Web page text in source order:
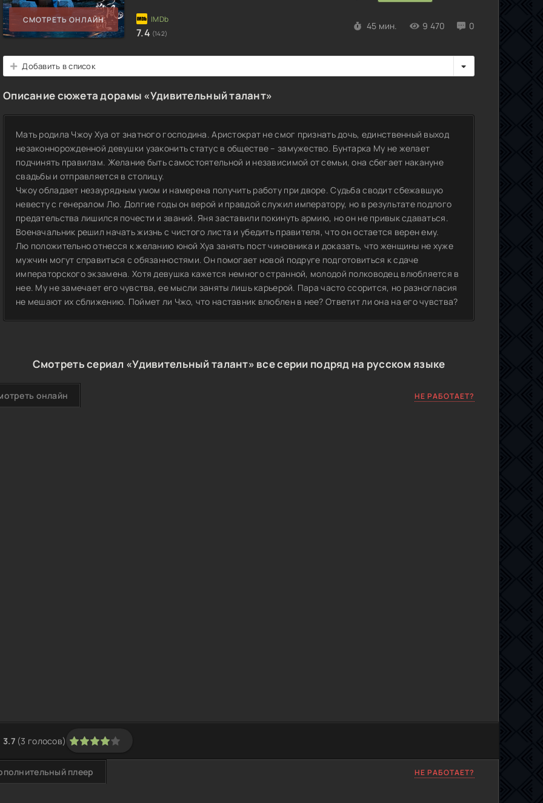
СМОТРЕТЬ ОНЛАЙН
7.4 (142)
45 мин. 9 470 0
Добавить в список
Описание сюжета дорамы «Удивительный талант»
Мать родила Чжоу Хуа от знатного господина. Аристократ не смог признать дочь, единственный выход
незаконнорожденной девушки узаконить статус в обществе – замужество. Бунтарка Му не желает
подчинять правилам. Желание быть самостоятельной и независимой от семьи, она сбегает накануне
свадьбы и отправляется в столицу.
Чжоу обладает незаурядным умом и намерена получить работу при дворе. Судьба сводит сбежавшую
невесту с генералом Лю. Долгие годы он верой и правдой служил императору, но в результате подлого
предательства лишился почести и званий. Яня заставили покинуть армию, но он не привык сдаваться.
Военачальник решил начать жизнь с чистого листа и убедить правителя, что он остается верен ему.
Лю положительно отнесся к желанию юной Хуа занять пост чиновника и доказать, что женщины не хуже
мужчин могут справиться с обязанностями. Он помогает новой подруге подготовиться к сдаче
императорского экзамена. Хотя девушка кажется немного странной, молодой полководец влюбляется в
нее. Му не замечает его чувства, ее мысли заняты лишь карьерой. Пара часто ссорится, но разногласия
не мешают их сближению. Поймет ли Чжо, что наставник влюблен в нее? Ответит ли она на его чувства?
Смотреть сериал «Удивительный талант» все серии подряд на русском языке
онлайн НЕ РАБОТАЕТ?
3.7(3 голосов)
1 2 3 4 5
плеер НЕ РАБОТАЕТ?